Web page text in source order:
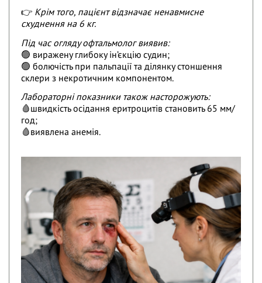
👉 Крім того, пацієнт відзначає ненавмисне
схуднення на 6 кг.
Під час огляду офтальмолог виявив:
🟢 виражену глибоку ін’єкцію судин;
🟢 болючість при пальпації та ділянку стоншення
склери з некротичним компонентом.
Лабораторні показники також насторожують:
🩸швидкість осідання еритроцитів становить 65 мм/
год;
🩸виявлена анемія.